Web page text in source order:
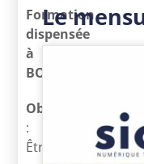
Formation
dispensée
à
BOUYON
Objectifs
:
Être
Le